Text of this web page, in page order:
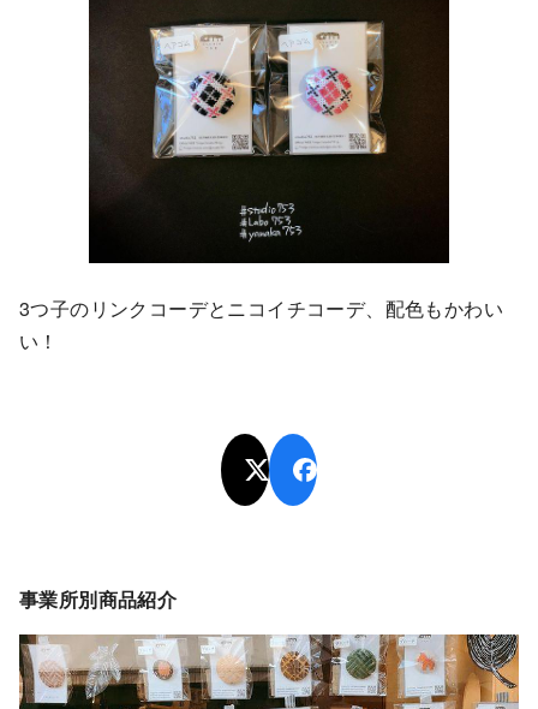
3つ子のリンクコーデとニコイチコーデ、配色もかわい
い！
事業所別商品紹介